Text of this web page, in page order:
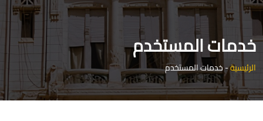
خدمات المستخدم
الرئيسية-خدمات المستخدم